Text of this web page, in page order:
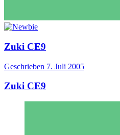
Zuki CE9
Geschrieben 7. Juli 2005
Zuki CE9